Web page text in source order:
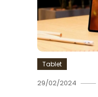
Tablet
29/02/2024